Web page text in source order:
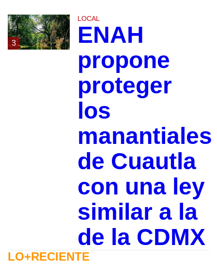
3
LOCAL
ENAH
propone
proteger
los
manantiales
de Cuautla
con una ley
similar a la
de la CDMX
LO+RECIENTE